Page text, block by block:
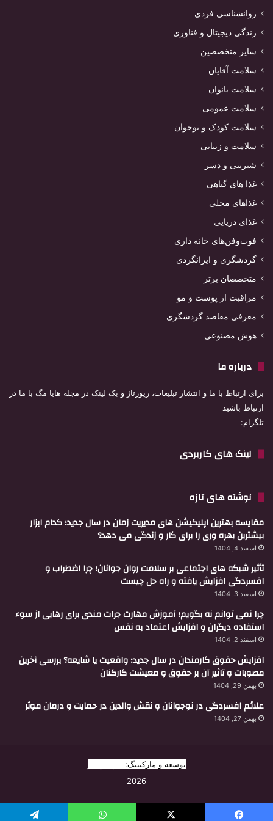
روانشناسی فردی
زندگی دیجیتال و فناوری
سایر متخصصین
سلامت آقایان
سلامت بانوان
سلامت عمومی
سلامت کودک و نوجوان
سلامت و زیبایی
شیرینی و دسر
غذا های گیاهی
غذاهای محلی
غذای دریایی
فوت‌وفن‌های خانه داری
گردشگری و ایرانگردی
متخصصان برتر
مراقبت از پوست و مو
معرفی مقاصد گردشگری
هوش مصنوعی
درباره ما
برای ارتباط با ما و انتشار تبلیغات، رپورتاژ و بک لینک در مجله هایا مگ با ما در
ارتباط باشید
تلگرام:
لینک های کاربردی
نوشته های تازه
مقایسه بهترین اپلیکیشن های مدیریت زمان در سال جدید؛ کدام ابزار
بیشترین بهره وری را برای کار و زندگی می دهد؟
اسفند 4, 1404
تأثیر شبکه های اجتماعی بر سلامت روان جوانان؛ چرا اضطراب و
افسردگی افزایش یافته و راه حل چیست
اسفند 3, 1404
چرا نمی توانم نه بگویم؛ آموزش مهارت جرات مندی برای رهایی از سوء
استفاده دیگران و افزایش اعتماد به نفس
اسفند 2, 1404
افزایش حقوق کارمندان در سال جدید؛ واقعیت یا شایعه؟ بررسی آخرین
مصوبات و تاثیر آن بر حقوق و معیشت کارکنان
بهمن 29, 1404
علائم افسردگی در نوجوانان و نقش والدین در حمایت و درمان موثر
بهمن 27, 1404
توسعه و مارکتینگ:
2026